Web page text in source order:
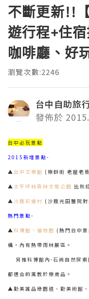
不斷更新!!
遊行程+住
咖啡廳、好
瀏覽次數:2246
台中自助旅
發佈於
台中必玩景點
2015新增景點-
▲ 台中文學館 (樂群街 老屋老
▲ 太平坪林森林生態公園 比秋
▲ 沙鹿彩繪村 (沙鹿光田醫院
熱門景點-
▲科博館、植物園 (熱門台中
構，內有熱帶雨林展區。
另推科博館內-石尚自然探索
都適合的寓教於樂商品。
▲勤美誠品綠園道、勤美術館、